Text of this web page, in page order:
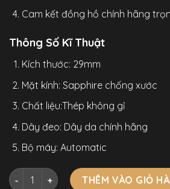
Cam kết đồng hồ chính hãng
Thông Số Kĩ Thuật
Kích thước: 29mm
Mặt kính: Sapphire chống xước
Chất liệu:Thép không gỉ
Dây đeo: Dây da chính hãng
Bộ máy: Automatic
Đồng Hồ Mark Fairwhale 345 Chính
THÊM VÀO GIỎ